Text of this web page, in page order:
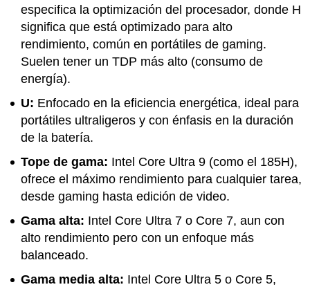
especifica la optimización del procesador, donde H
significa que está optimizado para alto
rendimiento, común en portátiles de gaming.
Suelen tener un TDP más alto (consumo de
energía).
U: Enfocado en la eficiencia energética, ideal para
portátiles ultraligeros y con énfasis en la duración
de la batería.
Tope de gama: Intel Core Ultra 9 (como el 185H),
ofrece el máximo rendimiento para cualquier tarea,
desde gaming hasta edición de video.
Gama alta: Intel Core Ultra 7 o Core 7, aun con
alto rendimiento pero con un enfoque más
balanceado.
Gama media alta: Intel Core Ultra 5 o Core 5,